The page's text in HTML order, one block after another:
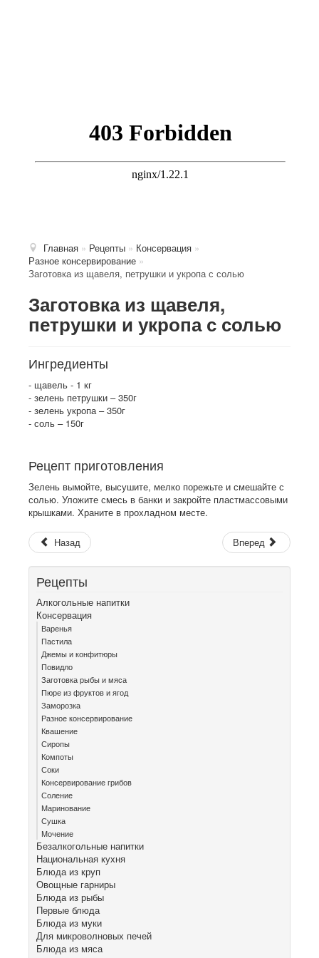
Главная » Рецепты » Консервация »
Разное консервирование »
Заготовка из щавеля, петрушки и укропа с солью
Заготовка из щавеля,
петрушки и укропа с солью
Ингредиенты
- щавель - 1 кг
- зелень петрушки – 350г
- зелень укропа – 350г
- соль – 150г
Рецепт приготовления
Зелень вымойте, высушите, мелко порежьте и смешайте с
солью. Уложите смесь в банки и закройте пластмассовыми
крышками. Храните в прохладном месте.
Назад Вперед
Рецепты
Алкогольные напитки
Консервация
Варенья
Пастила
Джемы и конфитюры
Повидло
Заготовка рыбы и мяса
Пюре из фруктов и ягод
Заморозка
Разное консервирование
Квашение
Сиропы
Компоты
Соки
Консервирование грибов
Соление
Маринование
Сушка
Мочение
Безалкогольные напитки
Национальная кухня
Блюда из круп
Овощные гарниры
Блюда из рыбы
Первые блюда
Блюда из муки
Для микроволновых печей
Блюда из мяса